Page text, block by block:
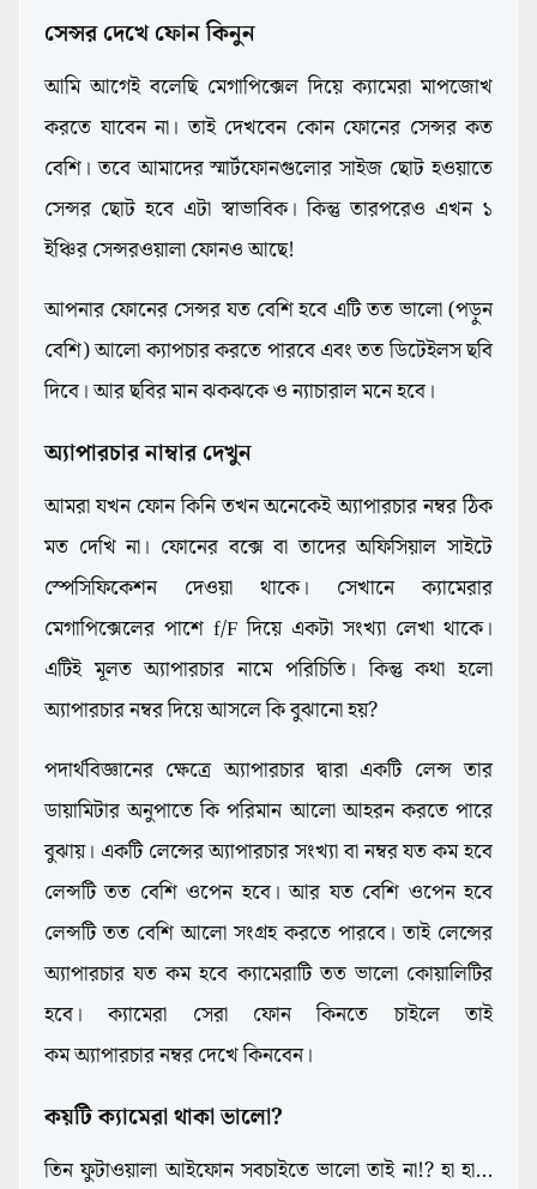
সেন্সর দেখে ফোন কিনুন
আমি আগেই বলেছি মেগাপিক্সেল দিয়ে ক্যামেরা মাপজোখ
করতে যাবেন না। তাই দেখবেন কোন ফোনের সেন্সর কত
বেশি। তবে আমাদের স্মার্টফোনগুলোর সাইজ ছোট হওয়াতে
সেন্সর ছোট হবে এটা স্বাভাবিক। কিন্তু তারপরেও এখন ১
ইঞ্চির সেন্সরওয়ালা ফোনও আছে!
Guide
আপনার ফোনের সেন্সর যত বেশি হবে এটি তত ভালো (পড়ুন
বেশি) আলো ক্যাপচার করতে পারবে এবং তত ডিটেইলস ছবি
দিবে। আর ছবির মান ঝকঝকে ও ন্যাচারাল মনে হবে।
অ্যাপারচার নাম্বার দেখুন
আমরা যখন ফোন কিনি তখন অনেকেই অ্যাপারচার নম্বর ঠিক
মত দেখি না। ফোনের বক্সে বা তাদের অফিসিয়াল সাইটে
স্পেসিফিকেশন দেওয়া থাকে। সেখানে ক্যামেরার
মেগাপিক্সেলের পাশে f/F দিয়ে একটা সংখ্যা লেখা থাকে।
এটিই মূলত অ্যাপারচার নামে পরিচিতি। কিন্তু কথা হলো
অ্যাপারচার নম্বর দিয়ে আসলে কি বুঝানো হয়?
পদার্থবিজ্ঞানের ক্ষেত্রে অ্যাপারচার দ্বারা একটি লেন্স তার
ডায়ামিটার অনুপাতে কি পরিমান আলো আহরন করতে পারে
বুঝায়। একটি লেন্সের অ্যাপারচার সংখ্যা বা নম্বর যত কম হবে
লেন্সটি তত বেশি ওপেন হবে। আর যত বেশি ওপেন হবে
লেন্সটি তত বেশি আলো সংগ্রহ করতে পারবে। তাই লেন্সের
অ্যাপারচার যত কম হবে ক্যামেরাটি তত ভালো কোয়ালিটির
হবে।ক্যামেরা সেরা ফোন কিনতে চাইলে তাই
কমঅ্যাপারচার নম্বর দেখে কিনবেন।
কয়টি ক্যামেরা থাকা ভালো?
তিন ফুটাওয়ালা আইফোন সবচাইতে ভালো তাই না!? হা হা...